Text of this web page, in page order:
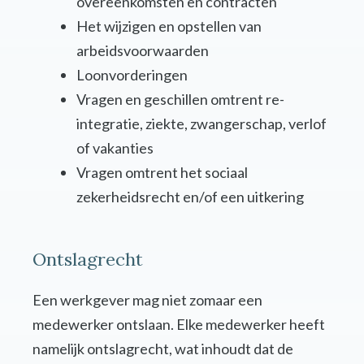
Het wijzigen en opstellen van
arbeidsvoorwaarden
Loonvorderingen
Vragen en geschillen omtrent re-
integratie, ziekte, zwangerschap, verlof
of vakanties
Vragen omtrent het sociaal
zekerheidsrecht en/of een uitkering
Ontslagrecht
Een werkgever mag niet zomaar een
medewerker ontslaan. Elke medewerker heeft
namelijk ontslagrecht, wat inhoudt dat de